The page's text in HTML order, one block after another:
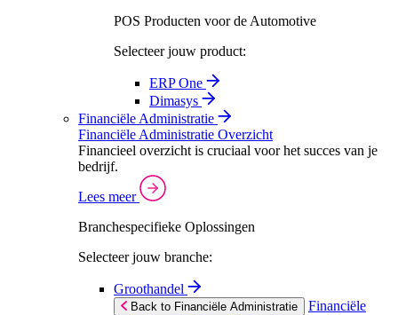
POS Producten voor de Automotive
Selecteer jouw product:
ERP One
Dimasys
Financiële Administratie
Financiële Administratie Overzicht
Financieel overzicht is cruciaal voor het succes van je
bedrijf.
Lees meer
Branchespecifieke Oplossingen
Selecteer jouw branche:
Groothandel
Back to Financiële Administratie
Financiële